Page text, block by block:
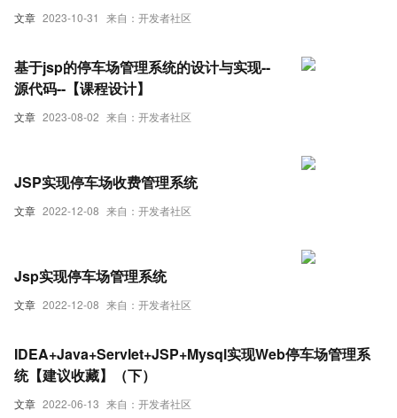
文章 2023-10-31 来自：开发者社区
文章 2023-08-02 来自：开发者社区
基于jsp的停车场管理系统的设计与实现--
源代码--【课程设计】
文章 2022-12-08 来自：开发者社区
JSP实现停车场收费管理系统
文章 2022-12-08 来自：开发者社区
Jsp实现停车场管理系统
文章 2022-06-13 来自：开发者社区
IDEA+Java+Servlet+JSP+Mysql实现Web停车场管理系
统【建议收藏】（下）